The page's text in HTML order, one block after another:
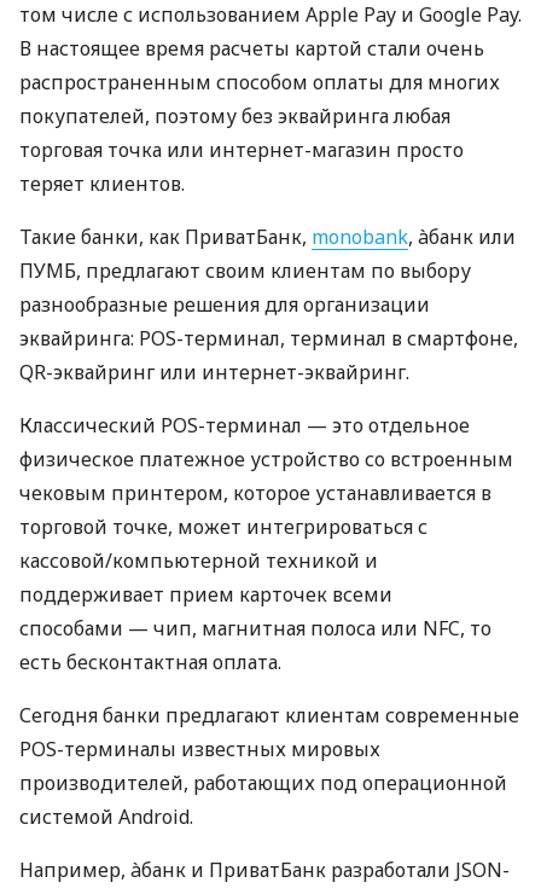
том числе с использованием Apple Pay и Google Pay.
В настоящее время расчеты картой стали очень
распространенным способом оплаты для многих
покупателей, поэтому без эквайринга любая
торговая точка или интернет-магазин просто
теряет клиентов.
Такие банки, как ПриватБанк, monobank, àбанк или
ПУМБ, предлагают своим клиентам по выбору
разнообразные решения для организации
эквайринга: POS-терминал, терминал в смартфоне,
QR-эквайринг или интернет-эквайринг.
Классический POS-терминал — это отдельное
физическое платежное устройство со встроенным
чековым принтером, которое устанавливается в
торговой точке, может интегрироваться с
кассовой/компьютерной техникой и
поддерживает прием карточек всеми
способами — чип, магнитная полоса или NFC, то
есть бесконтактная оплата.
Сегодня банки предлагают клиентам современные
POS-терминалы известных мировых
производителей, работающих под операционной
системой Android.
Например, àбанк и ПриватБанк разработали JSON-